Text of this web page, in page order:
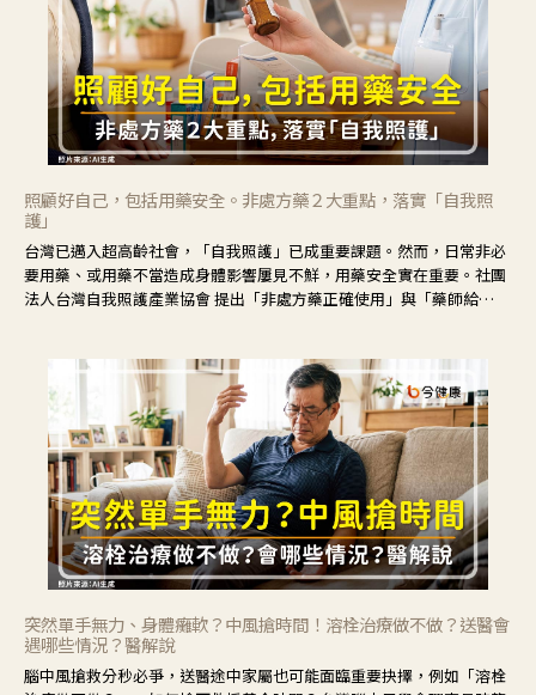
照顧好自己，包括用藥安全。非處方藥２大重點，落實「自我照
護」
台灣已邁入超高齡社會，「自我照護」已成重要課題。然而，日常非必
要用藥、或用藥不當造成身體影響屢見不鮮，用藥安全實在重要。社團
法人台灣自我照護產業協會 提出「非處方藥正確使用」與「藥師給
突然單手無力、身體癱軟？中風搶時間！溶栓治療做不做？送醫會
遇哪些情況？醫解說
腦中風搶救分秒必爭，送醫途中家屬也可能面臨重要抉擇，例如「溶栓